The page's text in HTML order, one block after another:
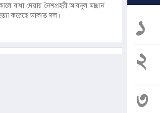
বাধা দেয়ায় নৈশপ্রহরী আবদুল মান্নান
করেছে ডাকাত দল।
১
২
৩